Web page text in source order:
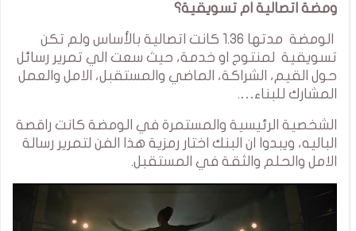
ومضة اتصالية ام تسويقية؟
الومضة مدتها 1.36 كانت اتصالية بالأساس ولم تكن
تسويقية لمنتوج او خدمة، حيث سعت الي تمرير رسائل
حول القيم، الشراكة، الماضي والمستقبل، الامل والعمل
المشارك للبناء….
الشخصية الرئيسية والمستمرة في الومضة كانت راقصة
الباليه، ويبدوا ان البنك اختار رمزية هذا الفن لتمرير رسالة
الامل والحلم والثقة في المستقبل.